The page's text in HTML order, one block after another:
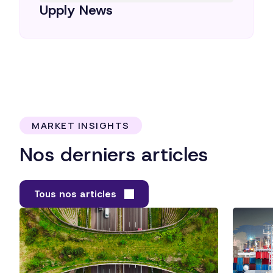
Upply News
MARKET INSIGHTS
Nos derniers articles
Tous nos articles